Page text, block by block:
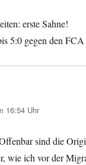
erste Sahne!
5:0 gegen den FCA
16:54 Uhr
sind die
wie ich vor der